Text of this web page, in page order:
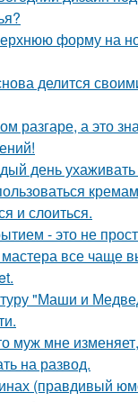
форму на
делится
разгаре, а это
день ухаживать
и слоиться.
- это не
все чаще
"Маши и
муж мне
на развод.
(правдивый